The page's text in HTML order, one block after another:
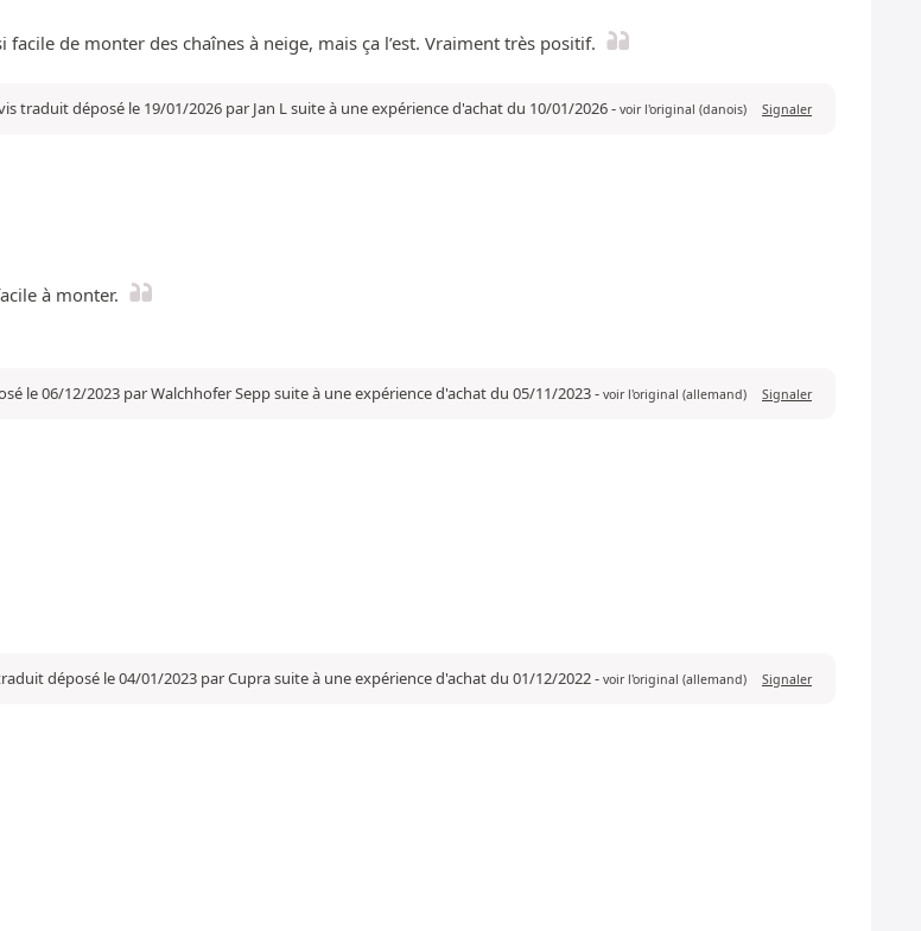
de monter des chaînes à neige, mais ça l’est. Vraiment très positif.
traduit déposé le 19/01/2026 par Jan L suite à une expérience d'achat du 10/01/2026- voir l'original (danois) Signaler
à monter.
le 06/12/2023 par Walchhofer Sepp suite à une expérience d'achat du 05/11/2023- voir l'original (allemand) Signaler
déposé le 04/01/2023 par Cupra suite à une expérience d'achat du 01/12/2022- voir l'original (allemand) Signaler